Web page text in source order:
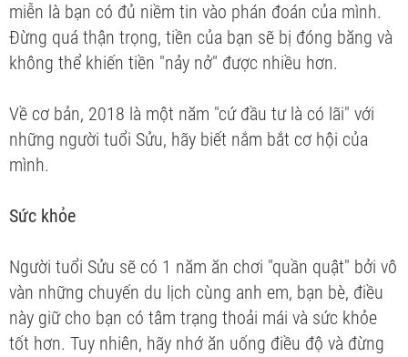
miễn là bạn có đủ niềm tin vào phán đoán của mình.
Đừng quá thận trọng, tiền của bạn sẽ bị đóng băng và
không thể khiến tiền "nảy nở" được nhiều hơn.
Về cơ bản, 2018 là một năm "cứ đầu tư là có lãi" với
những người tuổi Sửu, hãy biết nắm bắt cơ hội của
mình.
Sức khỏe
Người tuổi Sửu sẽ có 1 năm ăn chơi "quần quật" bởi vô
vàn những chuyến du lịch cùng anh em, bạn bè, điều
này giữ cho bạn có tâm trạng thoải mái và sức khỏe
tốt hơn. Tuy nhiên, hãy nhớ ăn uống điều độ và đừng